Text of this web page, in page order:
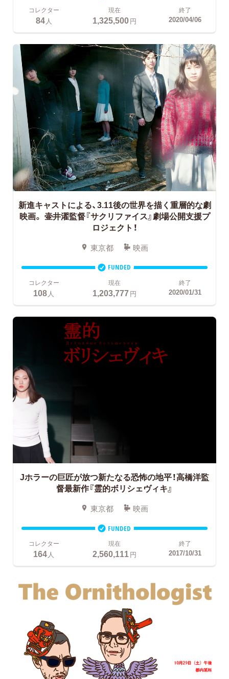
コレクター
84人
現在
1,325,500円
終了
2020/04/06
新進キャストによる、3.11後の世界を描く重層的な劇
映画。 壷井濯監督『サクリファイス』劇場公開支援プ
ロジェクト！
東京都 映画
FUNDED
コレクター
108人
現在
1,203,777円
終了
2020/01/31
Jホラーの巨匠が放つ新たなる恐怖の地平！高橋洋監
督最新作『霊的ボリシェヴィキ』
東京都 映画
FUNDED
コレクター
164人
現在
2,560,111円
終了
2017/10/31